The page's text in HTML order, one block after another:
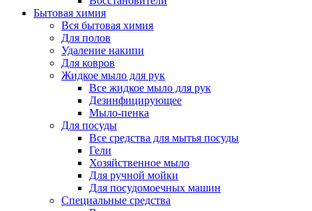
Бытовая химия
Вся бытовая химия
Для полов
Удаление накипи
Для ковров
Жидкое мыло для рук
Все жидкое мыло для рук
Дезинфицирующее
Мыло-пенка
Для посуды
Все средства для мытья посуды
Гели
Хозяйственное мыло
Для ручной мойки
Для посудомоечных машин
Специальные средства